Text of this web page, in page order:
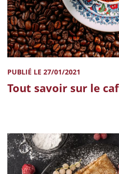
PUBLIÉ LE 27/01/2021
Tout savoir sur le